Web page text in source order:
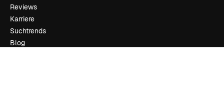
Reviews
Karriere
Suchtrends
Blog